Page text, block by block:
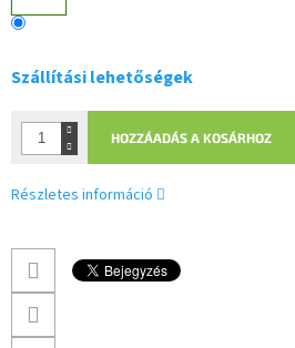
Szállítási lehetőségek
HOZZÁADÁS A KOSÁRHOZ
Részletes információ